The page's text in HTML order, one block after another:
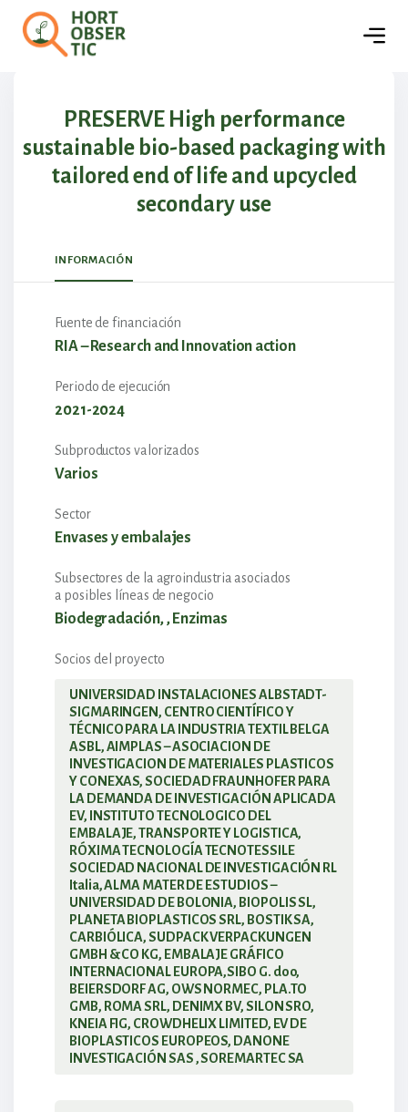
🏢 Empresas
PRESERVE High performance
sustainable bio-based packaging with
tailored end of life and upcycled
secondary use
INFORMACIÓN
Fuente de financiación
RIA – Research and Innovation action
Periodo de ejecución
2021-2024
Subproductos valorizados
Varios
Sector
Envases y embalajes
Subsectores de la agroindustria asociados
a posibles líneas de negocio
Biodegradación, , Enzimas
Socios del proyecto
UNIVERSIDAD INSTALACIONES ALBSTADT-
SIGMARINGEN, CENTRO CIENTÍFICO Y
TÉCNICO PARA LA INDUSTRIA TEXTIL BELGA
ASBL, AIMPLAS – ASOCIACION DE
INVESTIGACION DE MATERIALES PLASTICOS
Y CONEXAS, SOCIEDAD FRAUNHOFER PARA
LA DEMANDA DE INVESTIGACIÓN APLICADA
EV, INSTITUTO TECNOLOGICO DEL
EMBALAJE, TRANSPORTE Y LOGISTICA,
RÓXIMA TECNOLOGÍA TECNOTESSILE
SOCIEDAD NACIONAL DE INVESTIGACIÓN RL
Italia, ALMA MATER DE ESTUDIOS –
UNIVERSIDAD DE BOLONIA, BIOPOLIS SL,
PLANETA BIOPLASTICOS SRL, BOSTIK SA,
CARBIÓLICA, SUDPACK VERPACKUNGEN
GMBH & CO KG, EMBALAJE GRÁFICO
INTERNACIONAL EUROPA,SIBO G. doo,
BEIERSDORF AG, OWS NORMEC, PLA.TO
GMB, ROMA SRL, DENIMX BV, SILON SRO,
KNEIA FIG, CROWDHELIX LIMITED, EV DE
BIOPLASTICOS EUROPEOS, DANONE
INVESTIGACIÓN SAS , SOREMARTEC SA